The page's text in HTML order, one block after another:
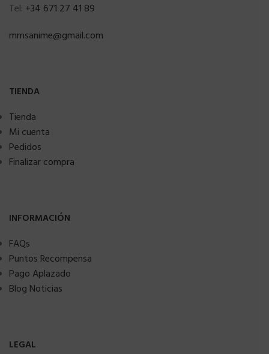
Tel: +34 671 27 41 89
mmsanime@gmail.com
TIENDA
Tienda
Mi cuenta
Pedidos
Finalizar compra
INFORMACIÓN
FAQs
Puntos Recompensa
Pago Aplazado
Blog Noticias
LEGAL